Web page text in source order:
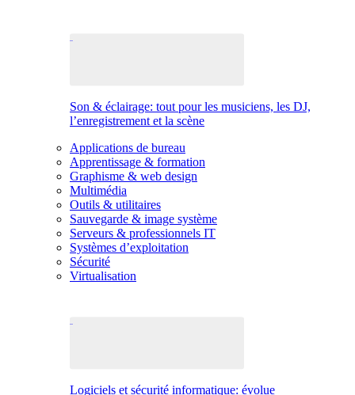
Son & éclairage: tout pour les musiciens, les DJ,
l’enregistrement et la scène
Applications de bureau
Apprentissage & formation
Graphisme & web design
Multimédia
Outils & utilitaires
Sauvegarde & image système
Serveurs & professionnels IT
Systèmes d’exploitation
Sécurité
Virtualisation
Logiciels et sécurité informatique: évolue